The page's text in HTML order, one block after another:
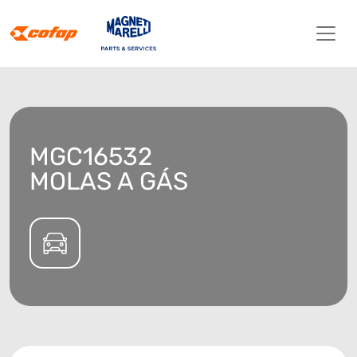
MGC16532
MOLAS A GÁS